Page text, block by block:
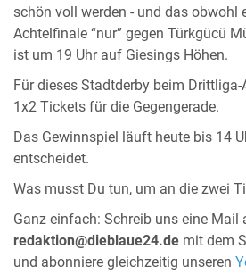
schön voll werden - und das obwohl
Achtelfinale “nur” gegen Türkgücü
ist um 19 Uhr auf Giesings Höhen.
Für dieses Stadtderby beim
1x2 Tickets für die Gegengerade.
Das Gewinnspiel läuft heute bis 14
entscheidet.
Was musst Du tun, um an die zwei
Ganz einfach: Schreib uns eine Mail
redaktion@dieblaue24.de mit dem
und abonniere gleichzeitig unseren